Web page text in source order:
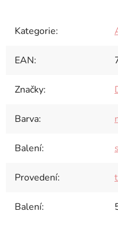
Kategorie:
EAN:
Značky:
Barva:
Balení:
Provedení:
Balení: